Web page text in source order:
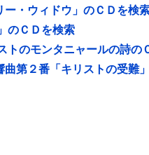
ー・ウィドウ」のＣＤを検
のＣＤを検索
トのモンタニャールの詩の
曲第２番「キリストの受難